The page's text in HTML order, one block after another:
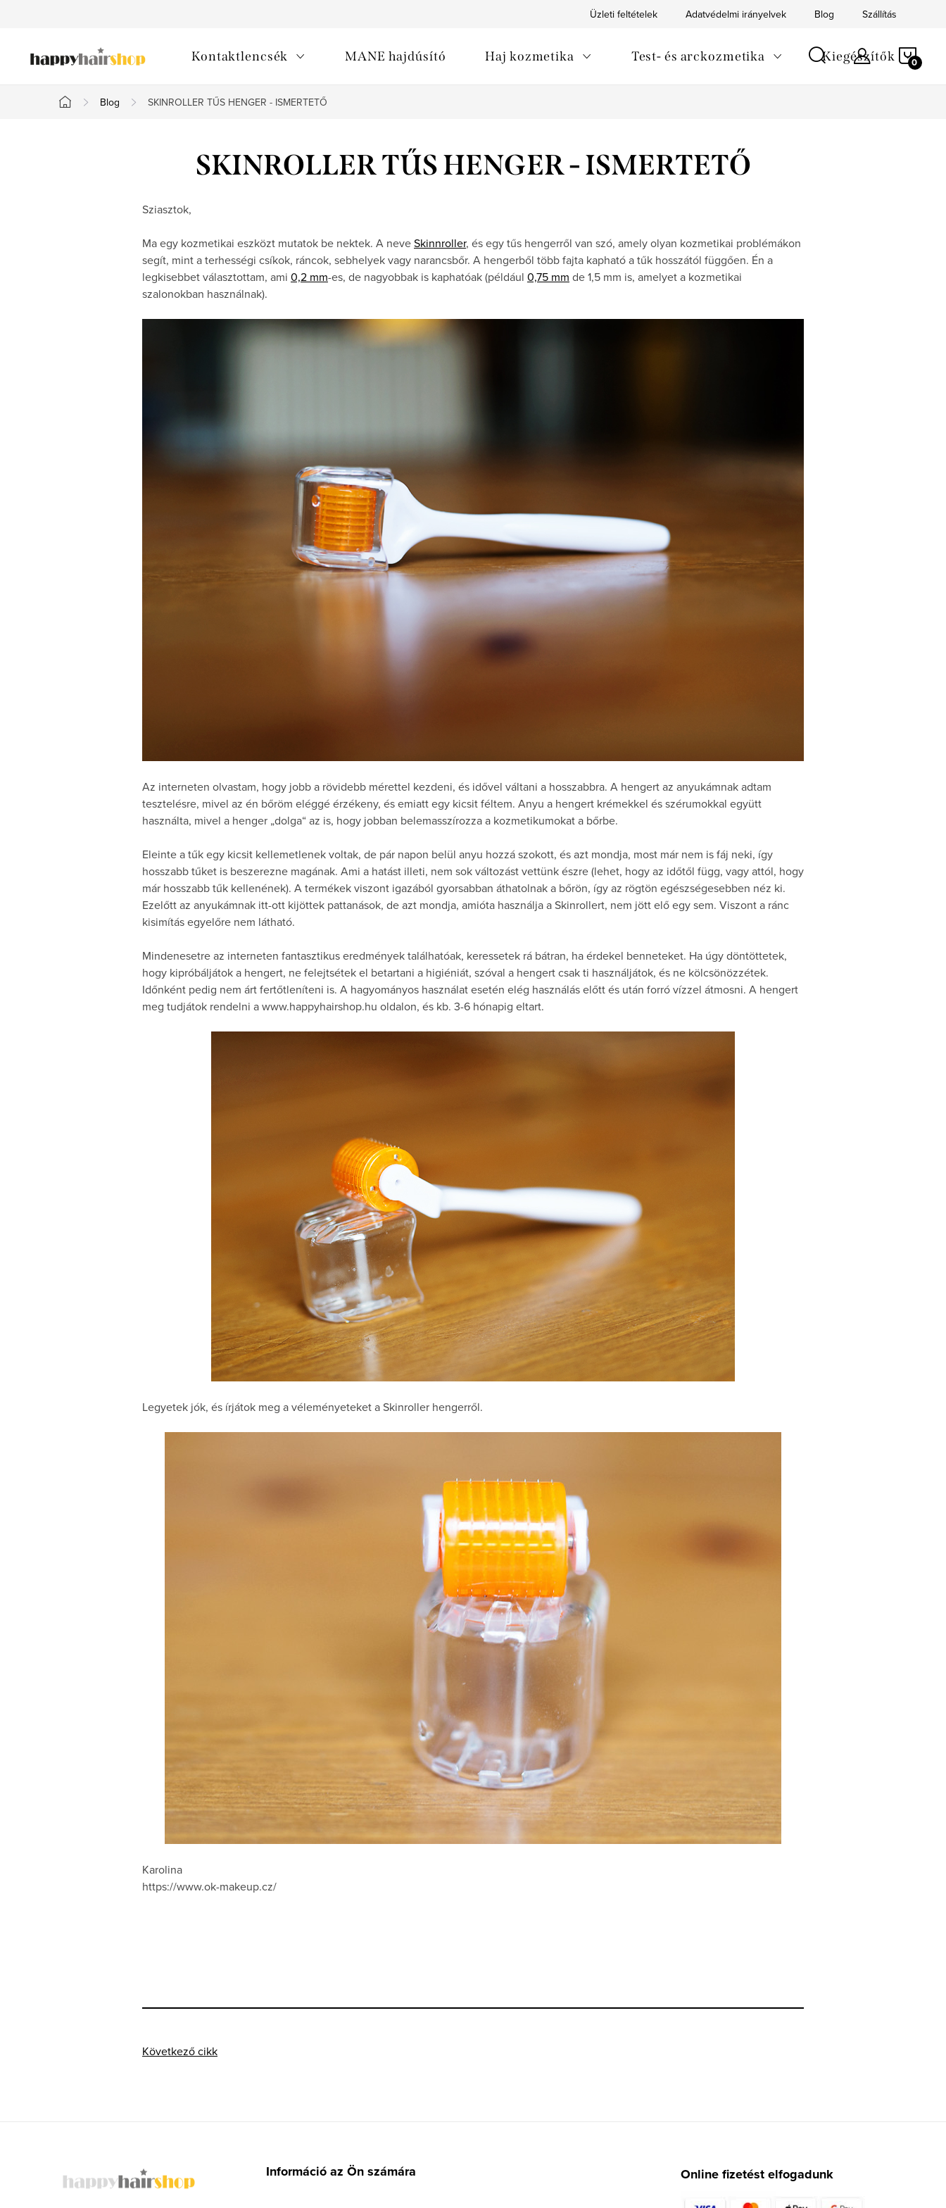
tartalomhoz
Üzleti feltételek Adatvédelmi irányelvek Blog Szállítás
Kontaktlencsék MANE hajdúsító Haj kozmetika Test- és arckozmetika Kiegészítők
Kezdőlap
Blog SKINROLLER TŰS HENGER - ISMERTETŐ
SKINROLLER TŰS HENGER - ISMERTETŐ
Sziasztok,
Ma egy kozmetikai eszközt mutatok be nektek. A neveSkinnroller, és egy tűs hengerről van szó, amely olyan kozmetikai problémákon
segít, mint a terhességi csíkok, ráncok, sebhelyek vagy narancsbőr. A hengerből több fajta kapható a tűk hosszától függően. Én a
legkisebbet választottam, ami 0,2 mm-es, de nagyobbak is kaphatóak (például 0,75 mm de 1,5 mm is, amelyet a kozmetikai
szalonokban használnak).
Az interneten olvastam, hogy jobb a rövidebb mérettel kezdeni, és idővel váltani a hosszabbra. A hengert az anyukámnak adtam
tesztelésre, mivel az én bőröm eléggé érzékeny, és emiatt egy kicsit féltem. Anyu a hengert krémekkel és szérumokkal együtt
használta, mivel a henger „dolga“ az is, hogy jobban belemasszírozza a kozmetikumokat a bőrbe.
Eleinte a tűk egy kicsit kellemetlenek voltak, de pár napon belül anyu hozzá szokott, és azt mondja, most már nem is fáj neki, így
hosszabb tűket is beszerezne magának. Ami a hatást illeti, nem sok változást vettünk észre (lehet, hogy az időtől függ, vagy attól, hogy
már hosszabb tűk kellenének). A termékek viszont igazából gyorsabban áthatolnak a bőrön, így az rögtön egészségesebben néz ki.
Ezelőtt az anyukámnak itt-ott kijöttek pattanások, de azt mondja, amióta használja a Skinrollert, nem jött elő egy sem. Viszont a ránc
kisimítás egyelőre nem látható.
Mindenesetre az interneten fantasztikus eredmények találhatóak, keressetek rá bátran, ha érdekel benneteket. Ha úgy döntöttetek,
hogy kipróbáljátok a hengert, ne felejtsétek el betartani a higiéniát, szóval a hengert csak ti használjátok, és ne kölcsönözzétek.
Időnként pedig nem árt fertőtleníteni is. A hagyományos használat esetén elég használás előtt és után forró vízzel átmosni. A hengert
meg tudjátok rendelni a www.happyhairshop.hu oldalon, és kb. 3-6 hónapig eltart.
Legyetek jók, és írjátok meg a véleményeteket a Skinroller hengerről.
Karolina
https://www.ok-makeup.cz/
Következő cikk
Információ az Ön számára Online fizetést elfogadunk